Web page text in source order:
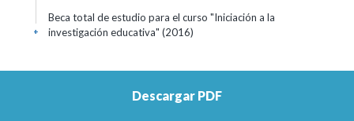
Beca total de estudio para el curso "Iniciación a la
investigación educativa" (2016)
+
XIV Encuentro de Directores/as y XIII Docentes de
Descargar PDF